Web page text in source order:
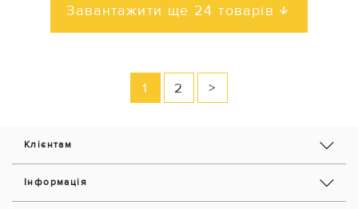
Завантажити ще 24 товарів
1 2 >
Клієнтам
Інформація